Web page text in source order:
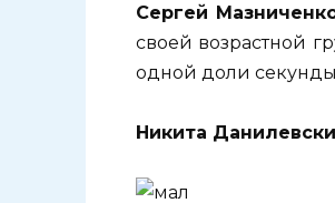
Сергей
своей возрастной
одной доли
Никита